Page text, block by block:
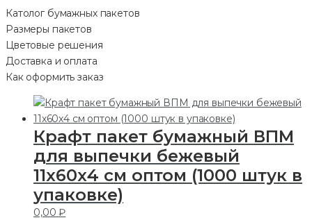
Католог бумажных пакетов
Размеры пакетов
Цветовые решения
Доставка и оплата
Как оформить заказ
Крафт пакет бумажный ВПМ
для выпечки бежевый
11х60х4 см оптом (1000 штук в
упаковке)
0,00₽